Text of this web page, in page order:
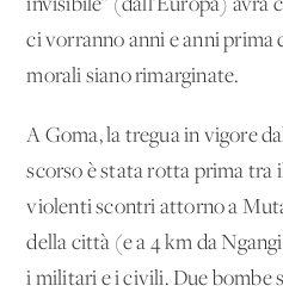
invisibile” (dall’Europa) avrà
ci vorranno anni e anni prima
morali siano rimarginate.
A Goma, la tregua in vigore
scorso è stata rotta prima tra
violenti scontri attorno a
della città (e a 4 km da
i militari e i civili. Due bombe